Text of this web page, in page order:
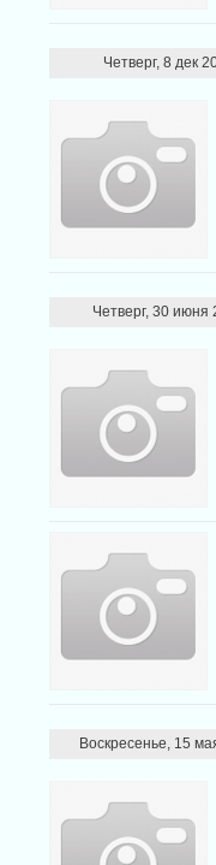
Четверг, 8 дек
Четверг, 30 июня
Воскресенье, 15